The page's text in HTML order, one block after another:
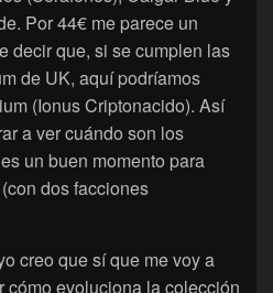
Por 44€ me parece un
decir que, si se cumplen las
de UK, aquí podríamos
(Ionus Criptonacido). Así
a ver cuándo son los
un buen momento para
dos facciones
creo que sí que me voy a
cómo evoluciona la colección